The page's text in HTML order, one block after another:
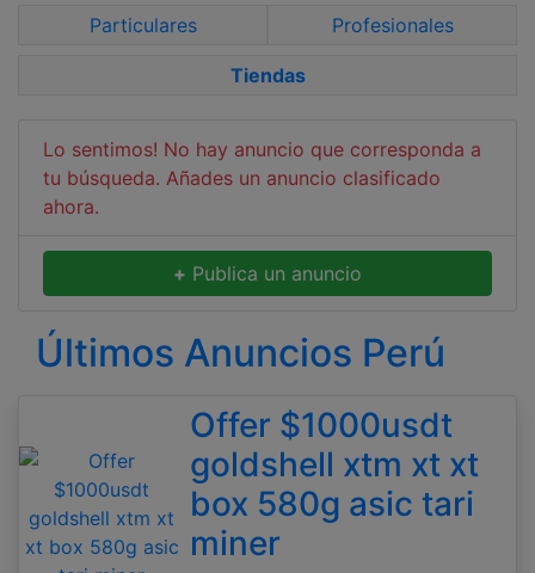
Particulares Profesionales
Tiendas
Lo sentimos! No hay anuncio que corresponda a
tu búsqueda. Añades un anuncio clasificado
ahora.
+ Publica un anuncio
Últimos Anuncios Perú
Offer $1000usdt
goldshell xtm xt xt
box 580g asic tari
miner